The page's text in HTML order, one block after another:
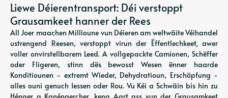
Liewe Déierentransport: Déi verstoppt
Grausamkeet hanner der Rees
All Joer maachen Millioune vun Déieren am weltwäite Véihandel
ustrengend Reesen, verstoppt virun der Ëffentlechkeet, awer
voller onvirstellbarem Leed. A vollgepackte Camionen, Schëffer
oder Fligeren, stinn dës bewosst Wesen ënner haarde
Konditiounen - extremt Wieder, Dehydratioun, Erschöpfung -
alles ouni genuch Iessen oder Rou. Vu Kéi a Schwäin bis hin zu